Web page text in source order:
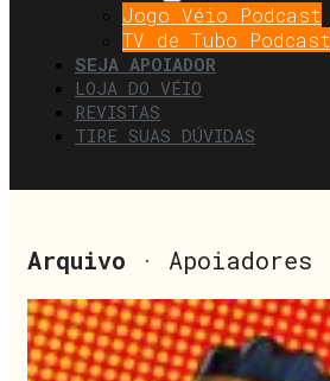
Jogo Véio Podcast
TV de Tubo Podcast
SEJA APOIADOR
LOJA DO VÉIO
REVISTAS
TIRE SUAS DÚVIDAS
Arquivo · Apoiadores